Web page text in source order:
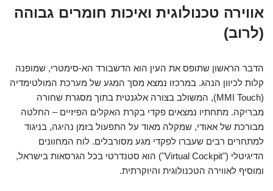
אווירה טכנולוגית ואיכות חומרים גבוהה
(לרוב)
הדבר הראשון שתופס את העין הוא הדשבורד הא-סימטרי, שמופנה
קלות לכיוון הנהג. במרכזו נמצא מסך המגע של מערכת המולטימדיה
(MMI Touch), המשולב בצורה אלגנטית בתוך מסגרת שחורה
מבריקה. מתחתיו נמצאים פקדי בקרת האקלים הפיזיים – החלטה
מבורכת של אאודי, שמקלה מאוד על התפעול בזמן נהיגה, בניגוד
למתחרים רבים שעברו לפקדי מגע מסורבלים. לוח המחוונים
הדיגיטלי ("Virtual Cockpit") הוא סטנדרטי בכל הגרסאות בישראל,
ומוסיף לאווירה הטכנולוגית והיוקרתית.